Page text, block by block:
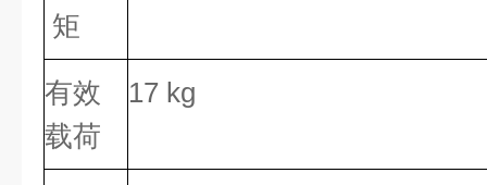
矩
有效
载荷
17 kg